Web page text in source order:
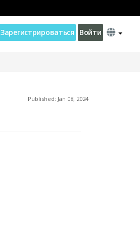
Зарегистрироваться Войти
Published: Jan 08, 2024